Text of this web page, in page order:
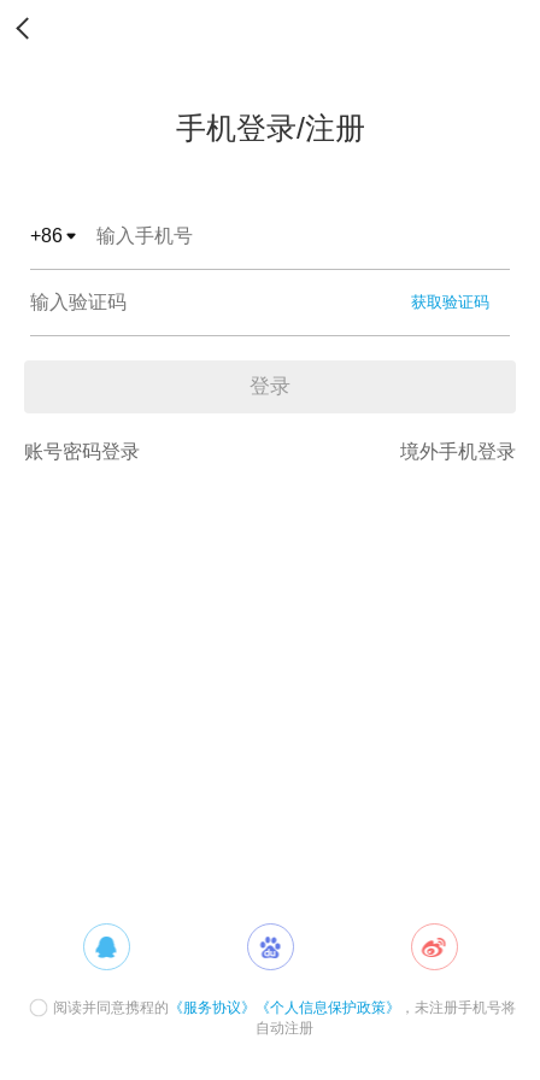
手机登录/注册
+86
获取验证码
登录
账号密码登录 境外手机登录
阅读并同意携程的 《服务协议》 《个人信息保护政策》
，未注册手机号将
自动注册